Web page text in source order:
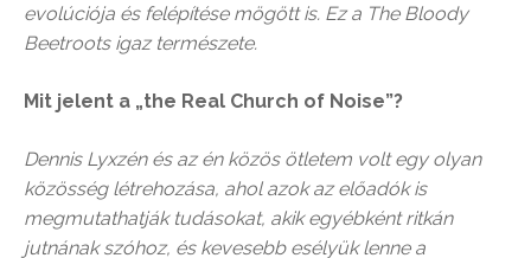
evolúciója és felépítése mögött is. Ez a The Bloody
Beetroots igaz természete.
Mit jelent a „the Real Church of Noise”?
Dennis Lyxzén és az én közös ötletem volt egy olyan
közösség létrehozása, ahol azok az előadók is
megmutathatják tudásokat, akik egyébként ritkán
jutnának szóhoz, és kevesebb esélyük lenne a